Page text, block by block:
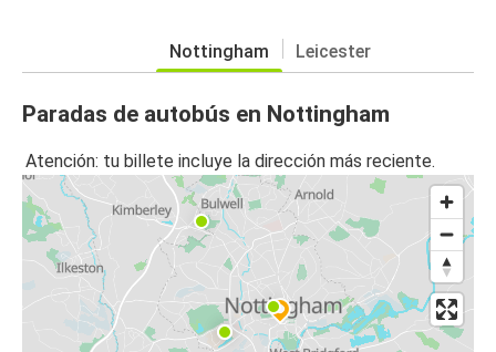
Nottingham Leicester
Paradas de autobús en Nottingham
Atención: tu billete incluye la dirección más reciente.